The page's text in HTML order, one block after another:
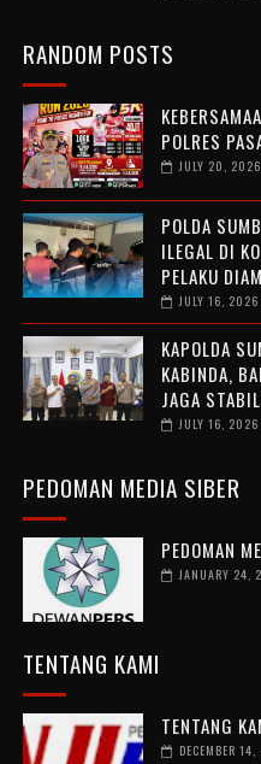
RANDOM POSTS
POLRES
JULY 20, 2026
POLDA
ILEGAL DI
PELAKU
JULY 16, 2026
KAPOLDA
KABINDA,
JAGA
JULY 16, 2026
PEDOMAN MEDIA SIBER
PEDOMAN
JANUARY 24,
TENTANG KAMI
TENTANG
DECEMBER